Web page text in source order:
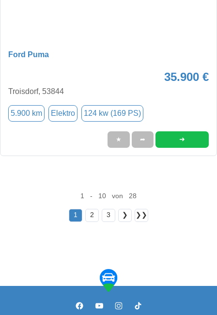
Ford Puma
35.900 €
Troisdorf, 53844
5.900 km Elektro 124 kw (169 PS)
★ ➦ ➜
1 - 10 von 28
1 2 3 ❯ ❯❯